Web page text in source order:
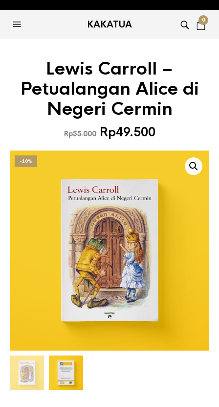
KAKATUA 0
Lewis Carroll –
Petualangan Alice di
Negeri Cermin
Rp55.000 Harga
aslinya
adalah:
Rp49.500Harga
ini
adalah:
Rp49.500.
-10%